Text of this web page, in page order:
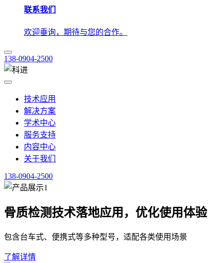
联系我们
欢迎垂询，期待与您的合作。
138-0904-2500
技术应用
解决方案
学术中心
服务支持
内容中心
关于我们
138-0904-2500
骨质检测技术落地应用，优化使用体验
包含台车式、便携式等多种型号，适配各类使用场景
了解详情